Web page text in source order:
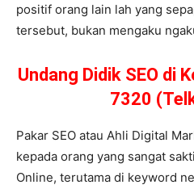
positif orang lain lah yang
tersebut, bukan mengaku
Undang Didik SEO di
7320
Pakar SEO atau Ahli Digital
kepada orang yang sangat
Online, terutama di keyword